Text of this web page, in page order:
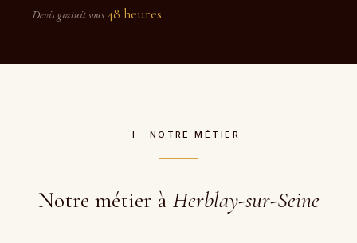
Devis gratuit sous48 heures
— I · NOTRE MÉTIER
Notre métier à Herblay-sur-Seine